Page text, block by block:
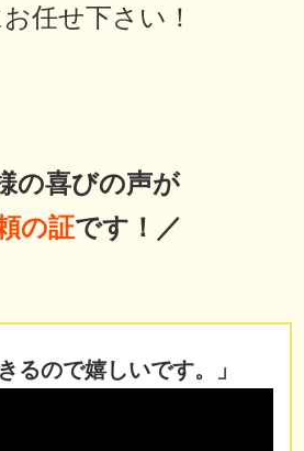
任せ下さい！
の喜びの声が
の証です！／
るので嬉しいです。」